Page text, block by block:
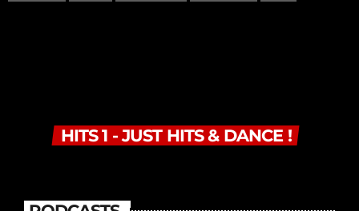
HITS 1 - JUST HITS & DANCE !